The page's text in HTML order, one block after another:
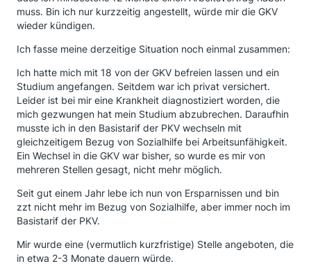
muss. Bin ich nur kurzzeitig angestellt, würde mir die GKV
wieder kündigen.
Ich fasse meine derzeitige Situation noch einmal zusammen:
Ich hatte mich mit 18 von der GKV befreien lassen und ein
Studium angefangen. Seitdem war ich privat versichert.
Leider ist bei mir eine Krankheit diagnostiziert worden, die
mich gezwungen hat mein Studium abzubrechen. Daraufhin
musste ich in den Basistarif der PKV wechseln mit
gleichzeitigem Bezug von Sozialhilfe bei Arbeitsunfähigkeit.
Ein Wechsel in die GKV war bisher, so wurde es mir von
mehreren Stellen gesagt, nicht mehr möglich.
Seit gut einem Jahr lebe ich nun von Ersparnissen und bin
zzt nicht mehr im Bezug von Sozialhilfe, aber immer noch im
Basistarif der PKV.
Mir wurde eine (vermutlich kurzfristige) Stelle angeboten, die
in etwa 2-3 Monate dauern würde.